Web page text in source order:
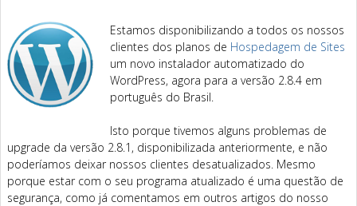
Estamos disponibilizando a todos os nossos
clientes dos planos de Hospedagem de Sites
um novo instalador automatizado do
WordPress, agora para a versão 2.8.4 em
português do Brasil.
Isto porque tivemos alguns problemas de
upgrade da versão 2.8.1, disponibilizada anteriormente, e não
poderíamos deixar nossos clientes desatualizados. Mesmo
porque estar com o seu programa atualizado é uma questão de
segurança, como já comentamos em outros artigos do nosso